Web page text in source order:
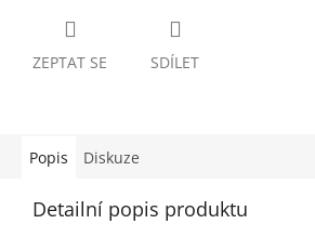
ZEPTAT SE SDÍLET
Popis Diskuze
Detailní popis produktu